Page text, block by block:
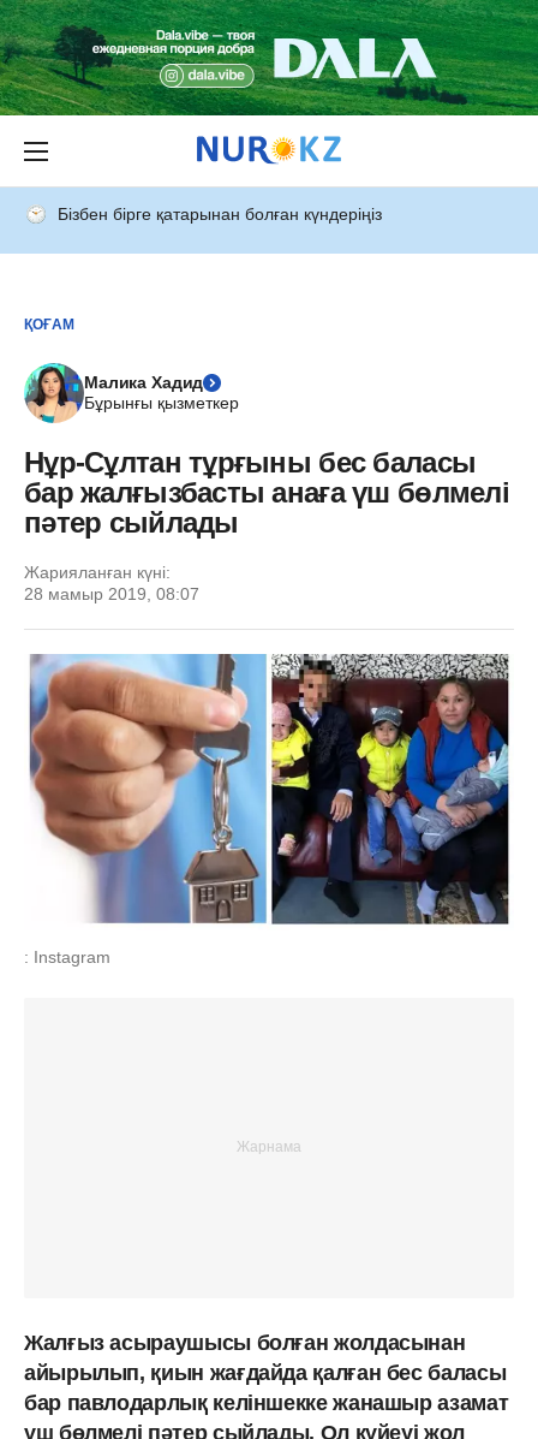
Бізбен бірге қатарынан болған күндеріңіз
ҚОҒАМ
Малика Хадид
Бұрынғы қызметкер
Нұр-Сұлтан тұрғыны бес баласы
бар жалғызбасты анаға үш бөлмелі
пәтер сыйлады
Жарияланған күні:
28 мамыр 2019, 08:07
: Instagram
Жалғыз асыраушысы болған жолдасынан
айырылып, қиын жағдайда қалған бес баласы
бар павлодарлық келіншекке жанашыр азамат
үш бөлмелі пәтер сыйлады. Ол күйеуі жол